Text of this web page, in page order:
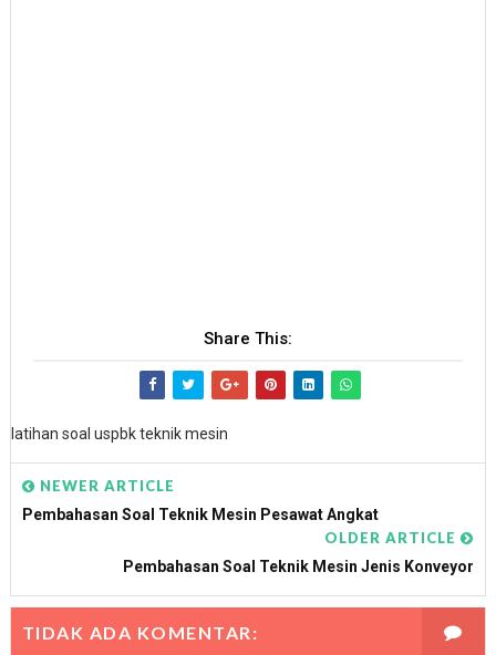
Share This:
latihan soal uspbk teknik mesin
NEWER ARTICLE
Pembahasan Soal Teknik Mesin Pesawat Angkat
OLDER ARTICLE
Pembahasan Soal Teknik Mesin Jenis Konveyor
TIDAK ADA KOMENTAR: